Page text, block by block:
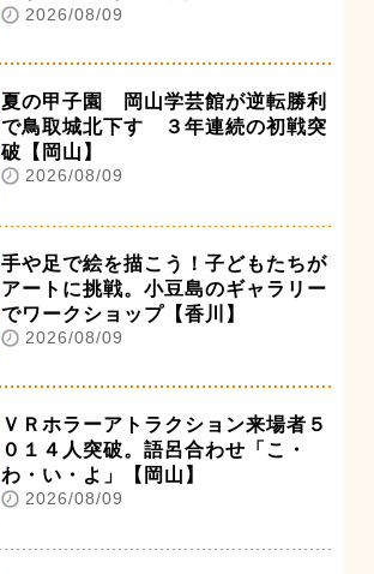
2026/08/09
夏の甲子園 岡山学芸館が逆転勝利
で鳥取城北下す ３年連続の初戦突
破【岡山】
2026/08/09
手や足で絵を描こう！子どもたちが
アートに挑戦。小豆島のギャラリー
でワークショップ【香川】
2026/08/09
ＶＲホラーアトラクション来場者５
０１４人突破。語呂合わせ「こ・
わ・い・よ」【岡山】
2026/08/09